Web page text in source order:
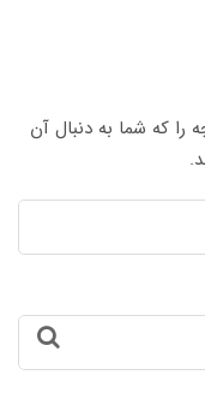
را که شما به دنبال آن